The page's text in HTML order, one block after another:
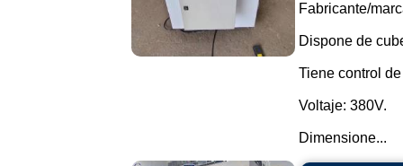
Fabricante/
Dispone de
Tiene control
Voltaje: 380V.
Dimensione...